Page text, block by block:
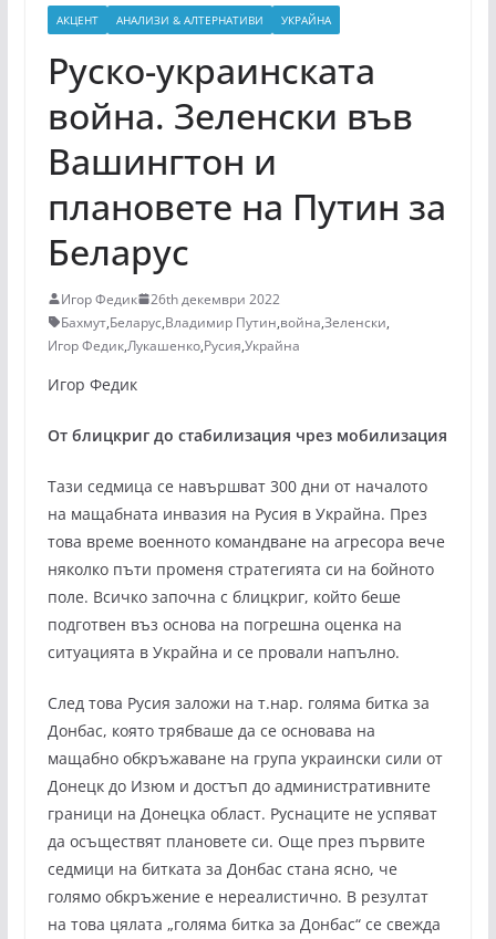
АКЦЕНТ АНАЛИЗИ & АЛТЕРНАТИВИ УКРАЙНА
Руско-украинската
война. Зеленски във
Вашингтон и
плановете на Путин за
Беларус
Игор Федик
26th декември 2022
Бахмут,Беларус,Владимир Путин,война,Зеленски,
Игор Федик,Лукашенко,Русия,Украйна
Игор Федик
От блицкриг до стабилизация чрез мобилизация
Тази седмица се навършват 300 дни от началото
на мащабната инвазия на Русия в Украйна. През
това време военното командване на агресора вече
няколко пъти променя стратегията си на бойното
поле. Всичко започна с блицкриг, който беше
подготвен въз основа на погрешна оценка на
ситуацията в Украйна и се провали напълно.
След това Русия заложи на т.нар. голяма битка за
Донбас, която трябваше да се основава на
мащабно обкръжаване на група украински сили от
Донецк до Изюм и достъп до административните
граници на Донецка област. Руснаците не успяват
да осъществят плановете си. Още през първите
седмици на битката за Донбас стана ясно, че
голямо обкръжение е нереалистично. В резултат
на това цялата „голяма битка за Донбас“ се свежда